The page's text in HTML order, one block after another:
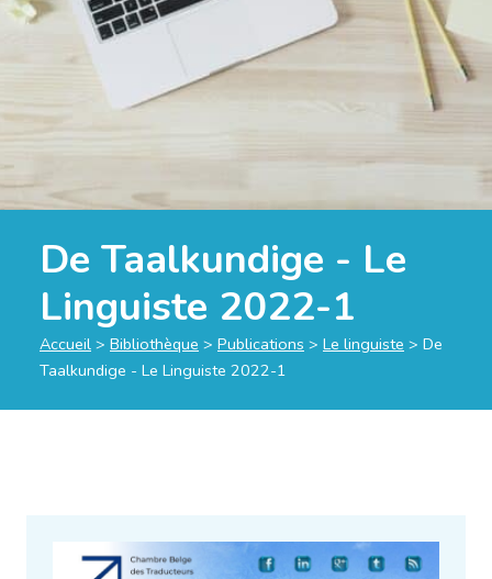
De Taalkundige - Le
Linguiste 2022-1
Accueil > Bibliothèque > Publications > Le linguiste > De
Taalkundige - Le Linguiste 2022-1